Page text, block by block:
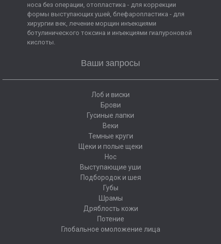
носа без операции, отопластика - для коррекции
формы выступающих ушей, блефаропластика - для
хирургии век, лечение морщин инъекциями
ботулинического токсина и инъекциями гиалуроновой
кислоты.
Ваши запросы
Лоб и виски
Брови
Гусиные лапки
Веки
Темные круги
Щеки и полые щеки
Нос
Выступающие уши
Подбородок и шея
Губы
Шрамы
Дряблость кожи
Потение
Глобальное омоложение лица